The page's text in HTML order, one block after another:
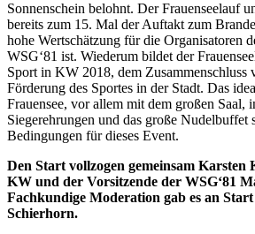
Sonnenschein belohnt. Der Frauenseelauf
bereits zum 15. Mal der Auftakt zum
hohe Wertschätzung für die Organisatoren
WSG‘81 ist. Wiederum bildet der
Sport in KW 2018, dem Zusammenschluss
Förderung des Sportes in der Stadt. Das
Frauensee, vor allem mit dem großen Saal,
Siegerehrungen und das große Nudelbuffet
Bedingungen für dieses Event.
Den Start vollzogen gemeinsam
KW und der Vorsitzende der WSG‘81
Fachkundige Moderation gab es an
Schierhorn.